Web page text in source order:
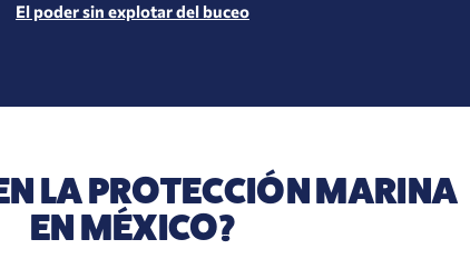
El poder sin explotar del buceo
LA PROTECCIÓN MARINA
EN MÉXICO?